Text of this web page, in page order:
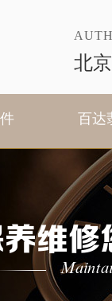
北
百达
维修